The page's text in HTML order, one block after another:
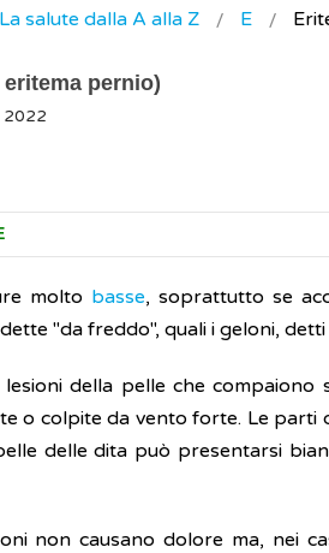
La salute dalla A alla Z E
pernio)
2022
molto basse, soprattutto se
"da freddo", quali i geloni, detti
della pelle che
o colpite da vento forte. Le parti
delle dita può presentarsi
non causano dolore ma, nei